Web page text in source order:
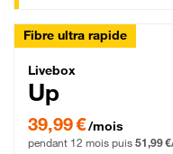
Fibre ultra rapide
Livebox Up
Livebox
Up
39,99 € par mois pendant
39,99 €/mois
pendant 12 mois puis 51,99